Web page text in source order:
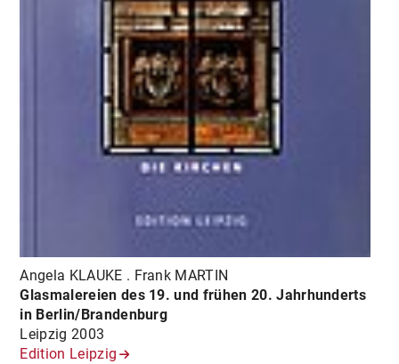
Angela KLAUKE . Frank MARTIN
Glasmalereien des 19. und frühen 20. Jahrhunderts
in Berlin/Brandenburg
Leipzig 2003
Edition Leipzig